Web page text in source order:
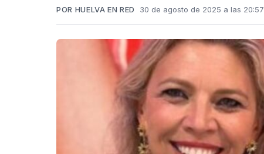
POR HUELVA EN RED 30 de agosto de 2025 a las 20:57